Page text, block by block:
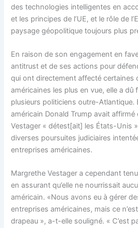
des technologies intelligentes en
et les principes de l’UE, et le rôle de
paysage géopolitique toujours plus
En raison de son engagement en
antitrust et de ses actions pour
qui ont directement affecté certaines
américaines les plus en vue, elle a dû
plusieurs politiciens outre-Atlantique.
américain Donald Trump avait affirmé
Vestager « détest[ait] les États-Unis
diverses poursuites judiciaires
entreprises américaines.
Margrethe Vestager a cependant
en assurant qu’elle ne nourrissait
américain. «Nous avons eu à gérer
entreprises américaines, mais ce
drapeau », a-t-elle souligné. « C’est